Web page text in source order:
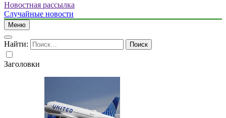
Новостная рассылка
Случайные новости
Меню
Найти:
Заголовки